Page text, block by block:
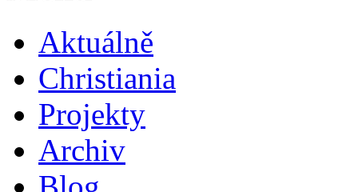
Aktuálně
Christiania
Projekty
Archiv